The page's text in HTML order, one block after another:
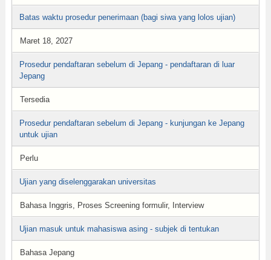
Batas waktu prosedur penerimaan (bagi siwa yang lolos ujian)
Maret 18, 2027
Prosedur pendaftaran sebelum di Jepang - pendaftaran di luar
Jepang
Tersedia
Prosedur pendaftaran sebelum di Jepang - kunjungan ke Jepang
untuk ujian
Perlu
Ujian yang diselenggarakan universitas
Bahasa Inggris, Proses Screening formulir, Interview
Ujian masuk untuk mahasiswa asing - subjek di tentukan
Bahasa Jepang